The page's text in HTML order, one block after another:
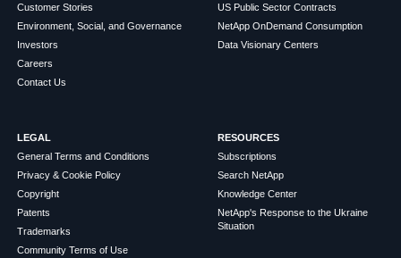
Customer Stories
Environment, Social, and Governance
Investors
Careers
Contact Us
US Public Sector Contracts
NetApp OnDemand Consumption
Data Visionary Centers
LEGAL
General Terms and Conditions
Privacy & Cookie Policy
Copyright
Patents
Trademarks
Community Terms of Use
RESOURCES
Subscriptions
Search NetApp
Knowledge Center
NetApp's Response to the Ukraine
Situation